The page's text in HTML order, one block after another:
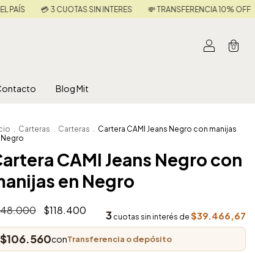
💸 TRANSFERENCIA 10% OFF 🚚 ENVÍOS A TODO EL PAÍS
0
Blog Mit
. Carteras . Carteras . Cartera CAMI Jeans Negro con manijas
Negro
CAMI Jeans Negro con
en Negro
$118.400 3 cuotas sin interés de $39.466,67
$106.560conTransferencia o depósito